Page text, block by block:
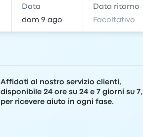
Data Data ritorno
Affidati al nostro servizio clienti,
disponibile 24 ore su 24 e 7 giorni su 7,
per ricevere aiuto in ogni fase.